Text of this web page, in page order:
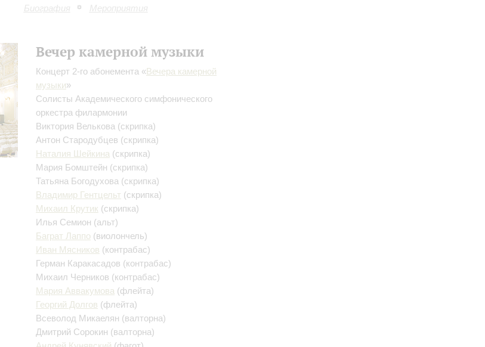
Биография Мероприятия
Вечер камерной музыки
Концерт 2-го абонемента «Вечера камерной
музыки»
Солисты Академического симфонического
оркестра филармонии
Виктория Велькова (скрипка)
Антон Стародубцев (скрипка)
Наталия Шейкина (скрипка)
Мария Бомштейн (скрипка)
Татьяна Богодухова (скрипка)
Владимир Гентцельт (скрипка)
Михаил Крутик (скрипка)
Илья Семион (альт)
Баграт Лаппо (виолончель)
Иван Мясников (контрабас)
Герман Каракасадов (контрабас)
Михаил Черников (контрабас)
Мария Аввакумова (флейта)
Георгий Долгов (флейта)
Всеволод Микаелян (валторна)
Дмитрий Сорокин (валторна)